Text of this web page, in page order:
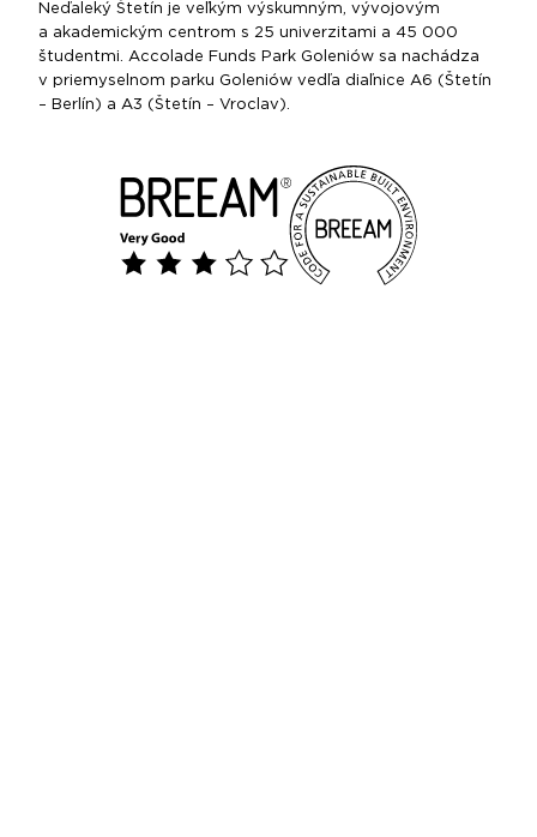
Neďaleký Štetín je veľkým výskumným, vývojovým
a akademickým centrom s 25 univerzitami a 45 000
študentmi. Accolade Funds Park Goleniów sa nachádza
v priemyselnom parku Goleniów vedľa diaľnice A6 (Štetín
– Berlín) a A3 (Štetín – Vroclav).